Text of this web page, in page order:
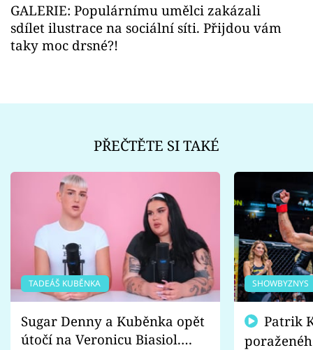
GALERIE: Populárnímu umělci zakázali
sdílet ilustrace na sociální síti. Přijdou vám
taky moc drsné?!
PŘEČTĚTE SI TAKÉ
TADEÁŠ KUBĚNKA
Sugar Denny a Kuběnka opět
útočí na Veronicu Biasiol.
SHOWBYZNYS